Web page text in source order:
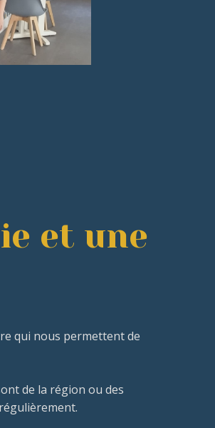
et une
qui nous permettent de
de la région ou des